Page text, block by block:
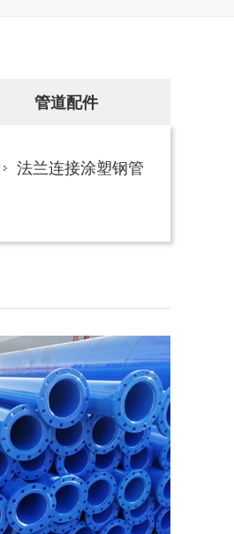
法兰连接涂塑钢管
管道配件